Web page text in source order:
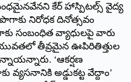
కేర్ హాస్పిటల్స్ వైద్య
పొగాకు నిరోధక దినోత్సవం
సంబంధిత వ్యాధులపై వారు
తీవ్రమైన ఊపిరితిత్తుల
‘ఆకర్షణ
వ్యసనానికి అడ్డుకట్ట వేద్దాం’